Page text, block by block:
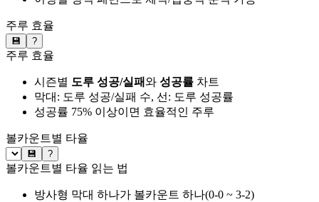
주루 효율
💾 ?
주루 효율
시즌별 도루 성공/실패와 성공률 차트
막대: 도루 성공/실패 수, 선: 도루 성공률
성공률 75% 이상이면 효율적인 주루
볼카운트별 타율
💾 ?
볼카운트별 타율 읽는 법
방사형 막대 하나가 볼카운트 하나(0-0 ~ 3-2)